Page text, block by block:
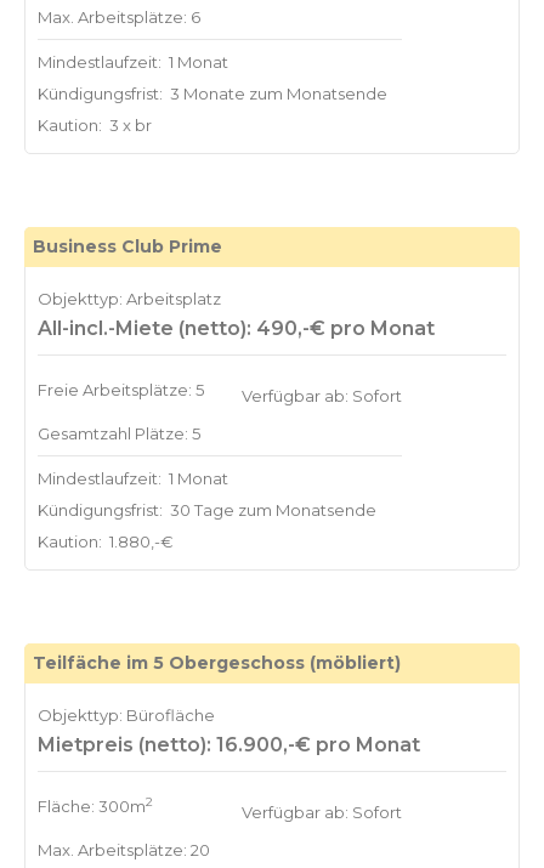
Max. Arbeitsplätze: 6
Mindestlaufzeit: 1 Monat
Kündigungsfrist: 3 Monate zum Monatsende
Kaution: 3 x br
Business Club Prime
Objekttyp: Arbeitsplatz
All-incl.-Miete (netto): 490,-€ pro Monat
Freie Arbeitsplätze: 5
Gesamtzahl Plätze: 5
Verfügbar ab: Sofort
Mindestlaufzeit: 1 Monat
Kündigungsfrist: 30 Tage zum Monatsende
Kaution: 1.880,-€
Teilfäche im 5 Obergeschoss (möbliert)
Objekttyp: Bürofläche
Mietpreis (netto): 16.900,-€ pro Monat
Fläche: 300m2
Max. Arbeitsplätze: 20
Verfügbar ab: Sofort